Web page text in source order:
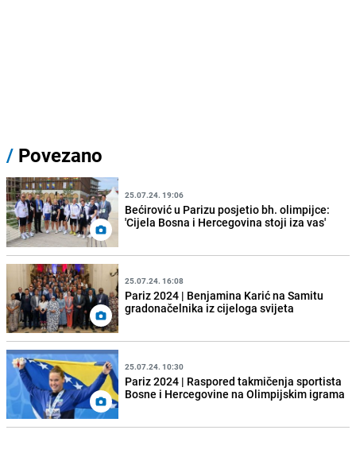
/ Povezano
25.07.24. 19:06
Bećirović u Parizu posjetio bh. olimpijce:
'Cijela Bosna i Hercegovina stoji iza vas'
25.07.24. 16:08
Pariz 2024 | Benjamina Karić na Samitu
gradonačelnika iz cijeloga svijeta
25.07.24. 10:30
Pariz 2024 | Raspored takmičenja sportista
Bosne i Hercegovine na Olimpijskim igrama